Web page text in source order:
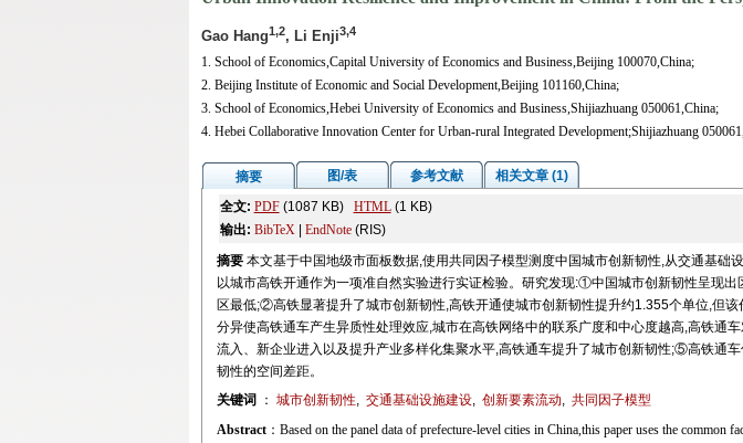
Gao Hang1,2, Li Enji3,4
1. School of Economics,Capital University of Economics and Business,Beijing 100070,China;
2. Beijing Institute of Economic and Social Development,Beijing 101160,China;
3. School of Economics,Hebei University of Economics and Business,Shijiazhuang 050061,China;
4. Hebei Collaborative Innovation Center for Urban-rural Integrated Development;Shijiazhuang
摘要 图/表 参考文献
相关文章 (1)
全文: PDF(1087 KB) HTML(1 KB)
输出: BibTeX| EndNote(RIS)
摘要 本文基于中国地级市面板数据,使用共同因子模型测度中国城市创新韧性,从交通基础
以城市高铁开通作为一项准自然实验进行实证检验。研究发现:①中国城市创新韧性呈现
区最低;②高铁显著提升了城市创新韧性,高铁开通使城市创新韧性提升约1.355个单位,但
分异使高铁通车产生异质性处理效应,城市在高铁网络中的联系广度和中心度越高,高铁通
流入、新企业进入以及提升产业多样化集聚水平,高铁通车提升了城市创新韧性;⑤高铁通
韧性的空间差距。
关键词 ： 城市创新韧性, 交通基础设施建设, 创新要素流动, 共同因子模型
Abstract：Based on the panel data of prefecture-level cities in China,this paper uses the common